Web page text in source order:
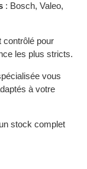
: Bosch, Valeo,
contrôlé pour
les plus stricts.
vous
à votre
stock complet